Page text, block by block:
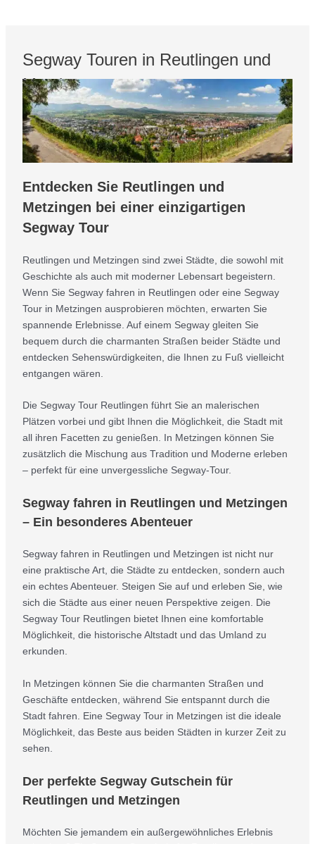
Segway Touren in Reutlingen und
Metzingen
Entdecken Sie Reutlingen und
Metzingen bei einer einzigartigen
Segway Tour
Reutlingen und Metzingen sind zwei Städte, die sowohl mit
Geschichte als auch mit moderner Lebensart begeistern.
Wenn Sie Segway fahren in Reutlingen oder eine Segway
Tour in Metzingen ausprobieren möchten, erwarten Sie
spannende Erlebnisse. Auf einem Segway gleiten Sie
bequem durch die charmanten Straßen beider Städte und
entdecken Sehenswürdigkeiten, die Ihnen zu Fuß vielleicht
entgangen wären.
Die Segway Tour Reutlingen führt Sie an malerischen
Plätzen vorbei und gibt Ihnen die Möglichkeit, die Stadt mit
all ihren Facetten zu genießen. In Metzingen können Sie
zusätzlich die Mischung aus Tradition und Moderne erleben
– perfekt für eine unvergessliche Segway-Tour.
Segway fahren in Reutlingen und Metzingen
– Ein besonderes Abenteuer
Segway fahren in Reutlingen und Metzingen ist nicht nur
eine praktische Art, die Städte zu entdecken, sondern auch
ein echtes Abenteuer. Steigen Sie auf und erleben Sie, wie
sich die Städte aus einer neuen Perspektive zeigen. Die
Segway Tour Reutlingen bietet Ihnen eine komfortable
Möglichkeit, die historische Altstadt und das Umland zu
erkunden.
In Metzingen können Sie die charmanten Straßen und
Geschäfte entdecken, während Sie entspannt durch die
Stadt fahren. Eine Segway Tour in Metzingen ist die ideale
Möglichkeit, das Beste aus beiden Städten in kurzer Zeit zu
sehen.
Der perfekte Segway Gutschein für
Reutlingen und Metzingen
Möchten Sie jemandem ein außergewöhnliches Erlebnis